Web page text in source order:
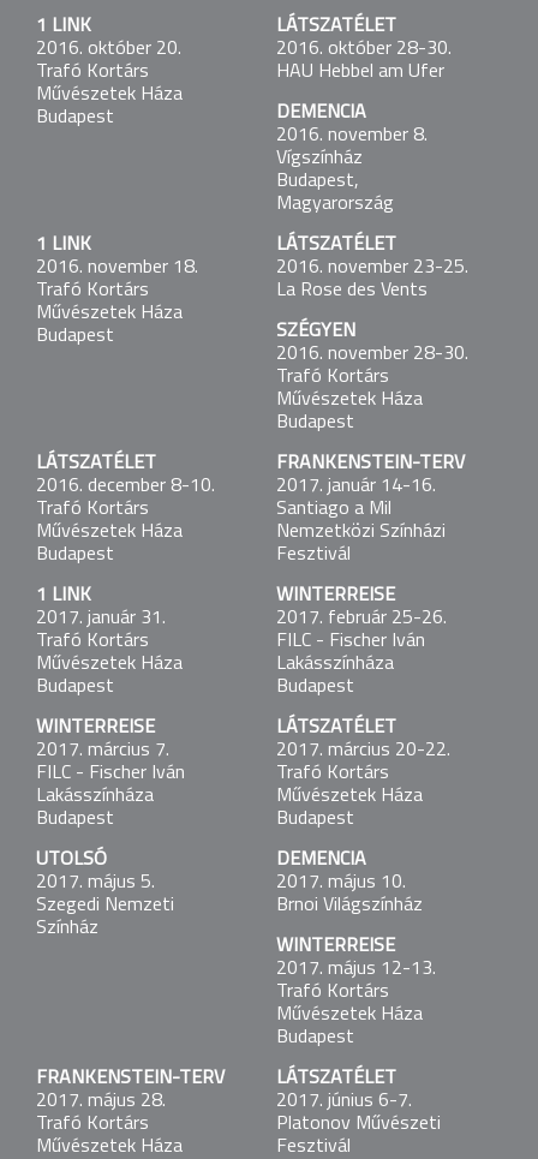
LÁTSZATÉLET
2016. szeptember 2-3.
Wiesbaden Biennale
24. Nemzetközi Színházi Fesztivál
FRANKENSTEIN-TERV
2016. szeptember 17-18.
Trafó Kortárs Művészetek Háza
Budapest
DEMENCIA
2016. október 13.
International Theatre Forum TEART
1 LINK
2016. október 20.
Trafó Kortárs Művészetek Háza
Budapest
LÁTSZATÉLET
2016. október 28-30.
HAU Hebbel am Ufer
2016. november 8.
Vígszínház
Budapest, Magyarország
Trafó Kortárs Művészetek Háza
LÁTSZATÉLET
2016. november 23-25.
La Rose des Vents
1 LINK
2016. október 20.
Trafó Kortárs
Művészetek Háza
Budapest
LÁTSZATÉLET
2016. október 28-30.
HAU Hebbel am Ufer
DEMENCIA
2016. november 8.
Vígszínház
Budapest,
Magyarország
1 LINK
2016. november 18.
Trafó Kortárs
Művészetek Háza
Budapest
LÁTSZATÉLET
2016. november 23-25.
La Rose des Vents
SZÉGYEN
2016. november 28-30.
Trafó Kortárs
Művészetek Háza
Budapest
LÁTSZATÉLET
2016. december 8-10.
Trafó Kortárs
Művészetek Háza
Budapest
FRANKENSTEIN-TERV
2017. január 14-16.
Santiago a Mil
Nemzetközi Színházi
Fesztivál
1 LINK
2017. január 31.
Trafó Kortárs
Művészetek Háza
Budapest
WINTERREISE
2017. február 25-26.
FILC - Fischer Iván
Lakásszínháza
Budapest
WINTERREISE
2017. március 7.
FILC - Fischer Iván
Lakásszínháza
Budapest
LÁTSZATÉLET
2017. március 20-22.
Trafó Kortárs
Művészetek Háza
Budapest
UTOLSÓ
2017. május 5.
Szegedi Nemzeti
Színház
DEMENCIA
2017. május 10.
Brnoi Világszínház
WINTERREISE
2017. május 12-13.
Trafó Kortárs
Művészetek Háza
Budapest
FRANKENSTEIN-TERV
2017. május 28.
Trafó Kortárs
Művészetek Háza
LÁTSZATÉLET
2017. június 6-7.
Platonov Művészeti
Fesztivál